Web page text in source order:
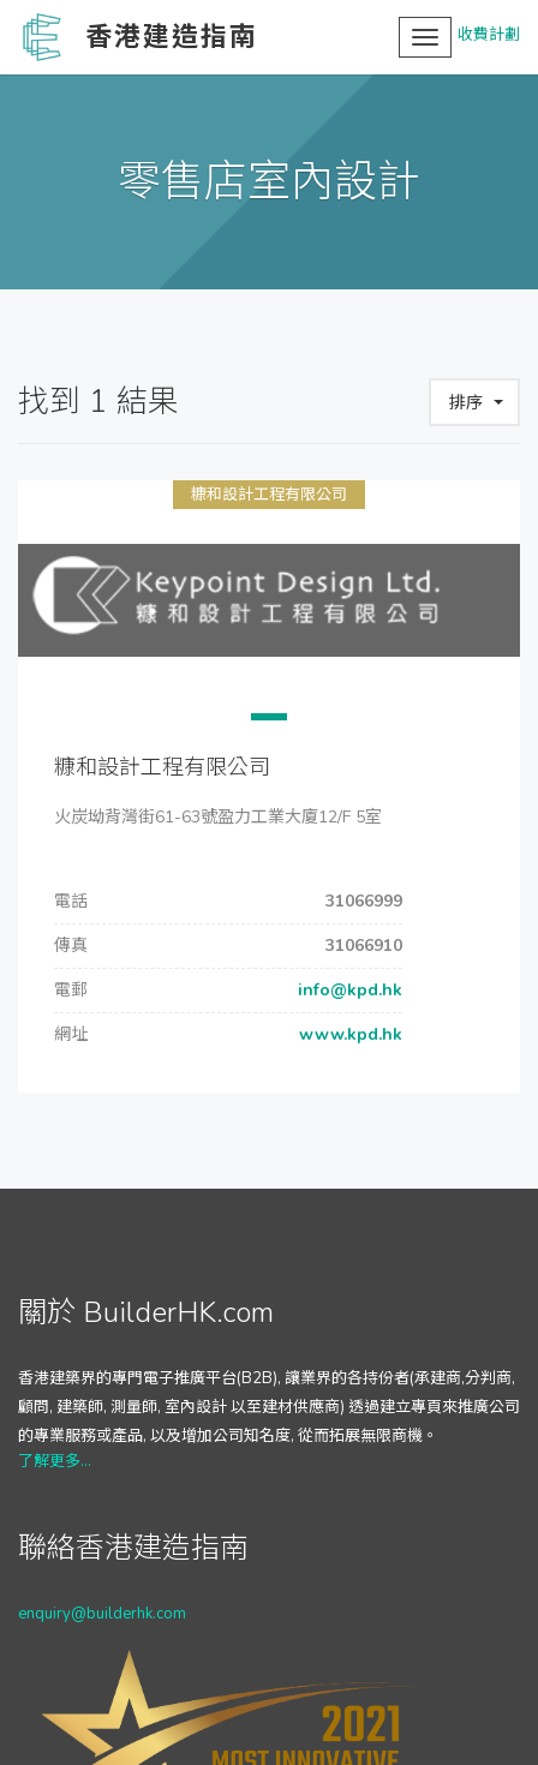
香港建造指南 收費計劃
Toggle
navigation
零售店室內設計
找到 1 結果 排序
糠和設計工程有限公司
糠和設計工程有限公司
火炭坳背灣街61-63號盈力工業大廈12/F 5室
電話
31066999
傳真
31066910
電郵
info@kpd.hk
網址
www.kpd.hk
關於 BuilderHK.com
香港建築界的專門電子推廣平台(B2B), 讓業界的各持份者(承建商,分判商,
顧問, 建築師, 測量師, 室內設計 以至建材供應商) 透過建立專頁來推廣公司
的專業服務或產品, 以及增加公司知名度, 從而拓展無限商機。
了解更多...
聯絡香港建造指南
enquiry@builderhk.com